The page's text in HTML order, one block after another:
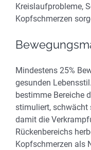
Kreislaufprobleme,
Kopfschmerzen
Mindestens 25%
gesunden
bestimme Bereiche
stimuliert,
damit die
Rückenbereichs
Kopfschmerzen als